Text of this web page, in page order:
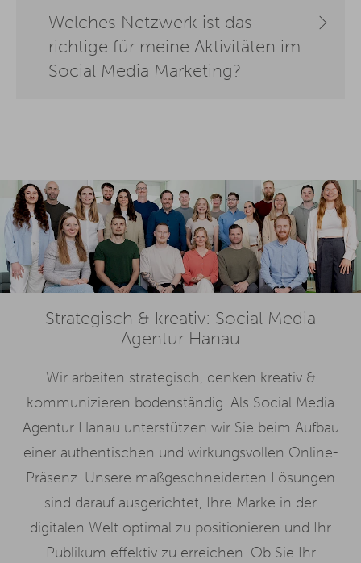
Welches Netzwerk ist das
richtige für meine Aktivitäten im
Social Media Marketing?
Strategisch & kreativ: Social Media
Agentur Hanau
Wir arbeiten strategisch, denken kreativ &
kommunizieren bodenständig. Als Social Media
Agentur Hanau unterstützen wir Sie beim Aufbau
einer authentischen und wirkungsvollen Online-
Präsenz. Unsere maßgeschneiderten Lösungen
sind darauf ausgerichtet, Ihre Marke in der
digitalen Welt optimal zu positionieren und Ihr
Publikum effektiv zu erreichen. Ob Sie Ihr